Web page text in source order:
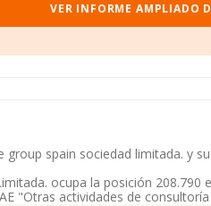
VER INFORME AMPLIADO
spain sociedad limitada. y
ocupa la posición 208.790
"Otras actividades de